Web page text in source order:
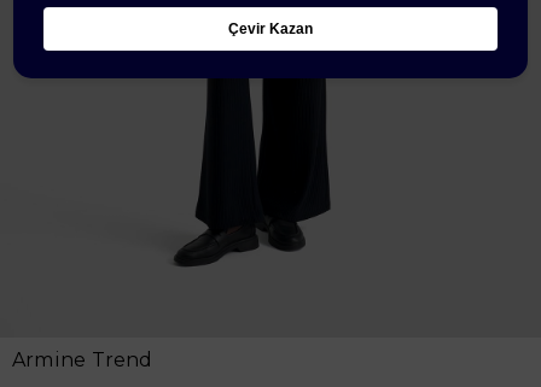
Armine Trend
Çevir Kazan